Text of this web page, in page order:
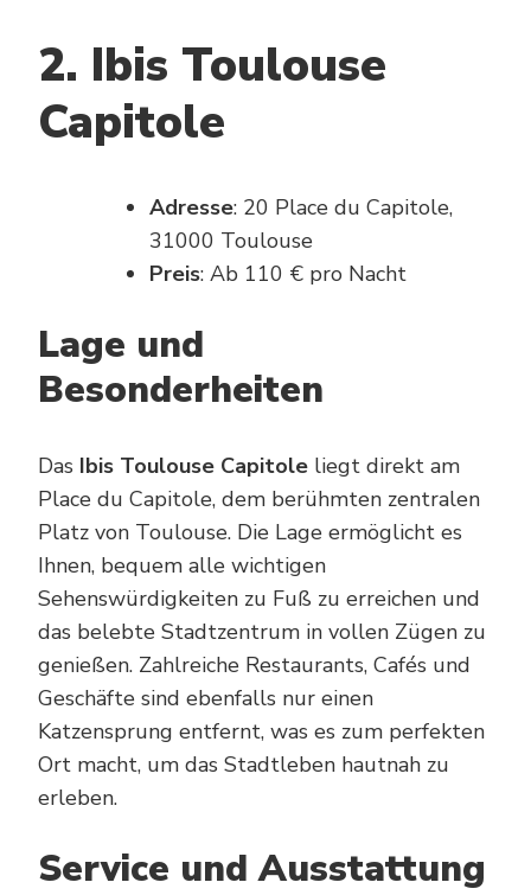
2. Ibis Toulouse
Capitole
Adresse: 20 Place du Capitole,
31000 Toulouse
Preis: Ab 110 € pro Nacht
Lage und
Besonderheiten
Das Ibis Toulouse Capitole liegt direkt am
Place du Capitole, dem berühmten zentralen
Platz von Toulouse. Die Lage ermöglicht es
Ihnen, bequem alle wichtigen
Sehenswürdigkeiten zu Fuß zu erreichen und
das belebte Stadtzentrum in vollen Zügen zu
genießen. Zahlreiche Restaurants, Cafés und
Geschäfte sind ebenfalls nur einen
Katzensprung entfernt, was es zum perfekten
Ort macht, um das Stadtleben hautnah zu
erleben.
Service und Ausstattung